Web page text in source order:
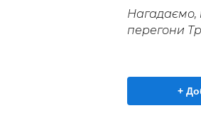
Нагадаємо,
перегони
+